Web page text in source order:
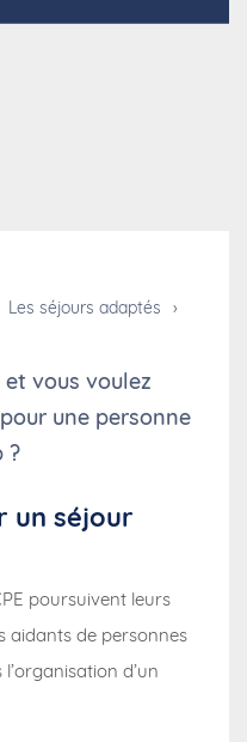
Les séjours adaptés
›
vous voulez
une personne
?
un séjour
poursuivent leurs
aidants de personnes
d’un